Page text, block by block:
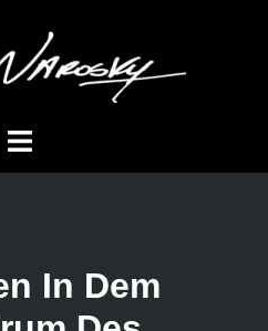
Toggle
In Dem